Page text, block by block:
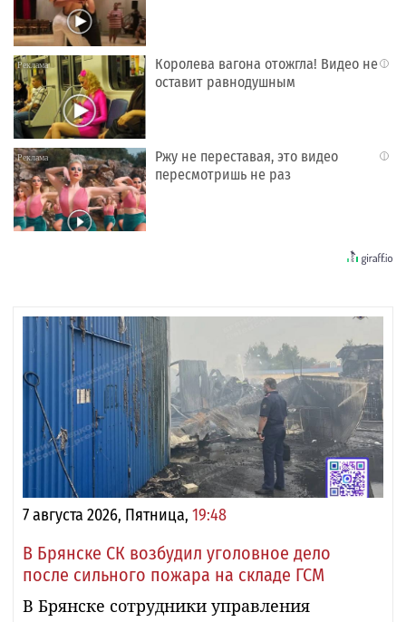
i
Королева вагона отожгла! Видео не
оставит равнодушным
i
Ржу не переставая, это видео
пересмотришь не раз
7 августа 2026, Пятница, 19:48
В Брянске СК возбудил уголовное дело
после сильного пожара на складе ГСМ
В Брянске сотрудники управления